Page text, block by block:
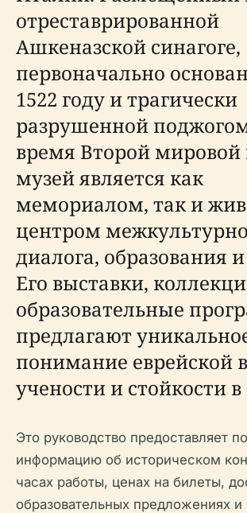
отреставрированной
Ашкеназской синагоге,
первоначально
1522 году и трагически
разрушенной
время Второй
музей является как
мемориалом, так и
центром
диалога, образования
Его выставки,
образовательные
предлагают
понимание еврейской
учености и стойкости
Это руководство предоставляет
информацию об историческом
часах работы, ценах на билеты,
образовательных предложениях и